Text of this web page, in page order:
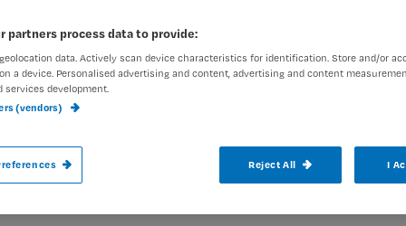
Registreren
Wil je dit artikel lezen?
hoesten is niet alleen uitputtend, maar
en sociale gevolgen hebben. Wat is
oncoloog Filip de Vos bespreekt de
aandachtspunten uit de herziene
partners process data to provide:
data. Actively scan device characteristics for identification. Store and/or
a device. Personalised advertising and content, advertising and content
services development.
(vendors)
Reject All I